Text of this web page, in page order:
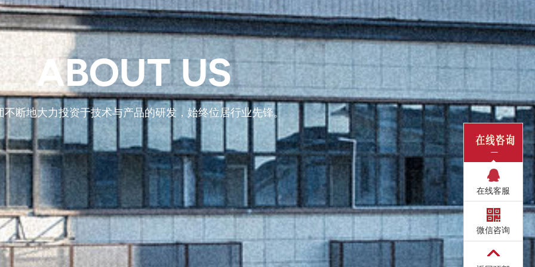
ABOUT US
不断地大力投资于技术与产品的研发，始终位居行业先锋。
在线客服
微信咨询